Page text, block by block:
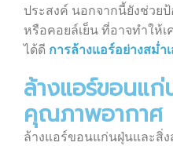
ประสงค์ นอกจากนี้ยังช่วย
หรือคอยล์เย็น ที่อาจทำให้
ได้ดี การล้างแอร์อย่างสม่ำ
ล้างแอร์ขอนแ
คุณภาพอากาศ
ล้างแอร์ขอนแก่นฝุ่นและสิ่